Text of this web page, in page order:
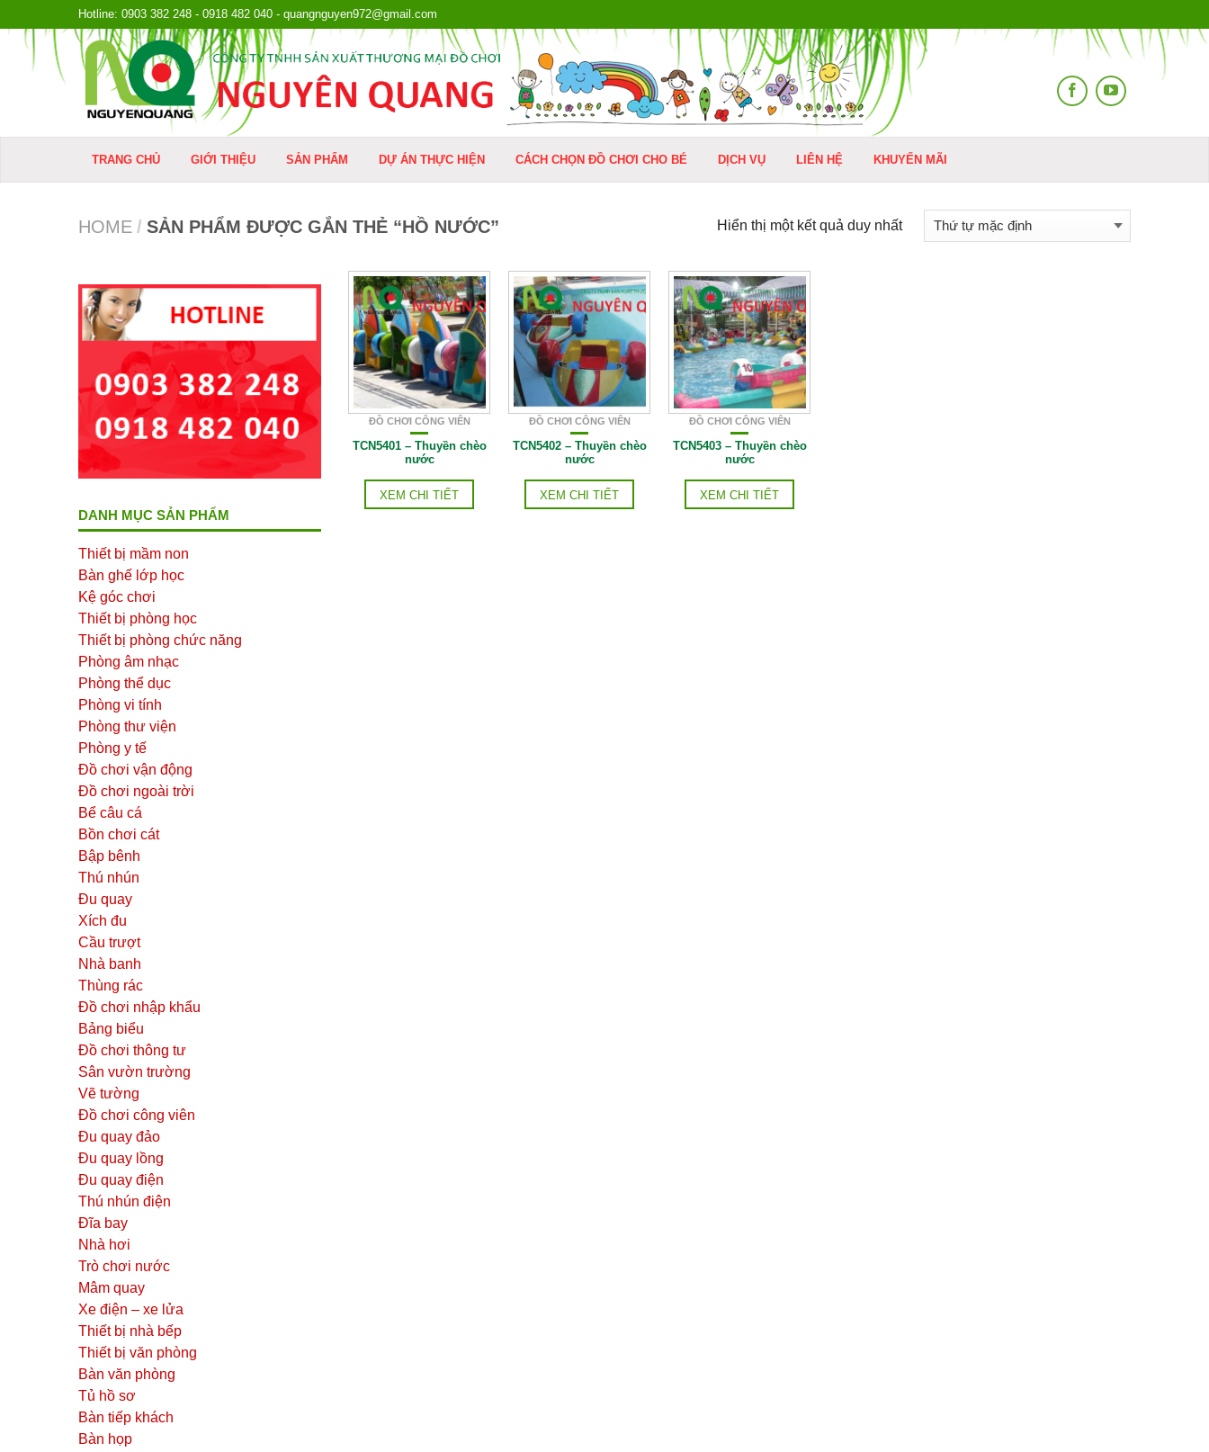
Hotline: 0903 382 248 - 0918 482 040 - quangnguyen972@gmail.com
TRANG CHỦ GIỚI THIỆU SẢN PHẨM DỰ ÁN THỰC HIỆN CÁCH CHỌN ĐỒ CHƠI CHO BÉ DỊCH VỤ LIÊN HỆ KHUYẾN MÃI
HOME / SẢN PHẨM ĐƯỢC GẮN THẺ “HỒ NƯỚC” Hiển thị một kết quả duy nhất
ĐỒ CHƠI CÔNG VIÊN
TCN5401 – Thuyền chèo
nước
XEM CHI TIẾT
ĐỒ CHƠI CÔNG VIÊN
TCN5402 – Thuyền chèo
nước
XEM CHI TIẾT
ĐỒ CHƠI CÔNG VIÊN
TCN5403 – Thuyền chèo
nước
XEM CHI TIẾT
DANH MỤC SẢN PHẨM
Thiết bị mầm non
Bàn ghế lớp học
Kệ góc chơi
Thiết bị phòng học
Thiết bị phòng chức năng
Phòng âm nhạc
Phòng thể dục
Phòng vi tính
Phòng thư viện
Phòng y tế
Đồ chơi vận động
Đồ chơi ngoài trời
Bể câu cá
Bồn chơi cát
Bập bênh
Thú nhún
Đu quay
Xích đu
Cầu trượt
Nhà banh
Thùng rác
Đồ chơi nhập khẩu
Bảng biểu
Đồ chơi thông tư
Sân vườn trường
Vẽ tường
Đồ chơi công viên
Đu quay đảo
Đu quay lồng
Đu quay điện
Thú nhún điện
Đĩa bay
Nhà hơi
Trò chơi nước
Mâm quay
Xe điện – xe lửa
Thiết bị nhà bếp
Thiết bị văn phòng
Bàn văn phòng
Tủ hồ sơ
Bàn tiếp khách
Bàn họp